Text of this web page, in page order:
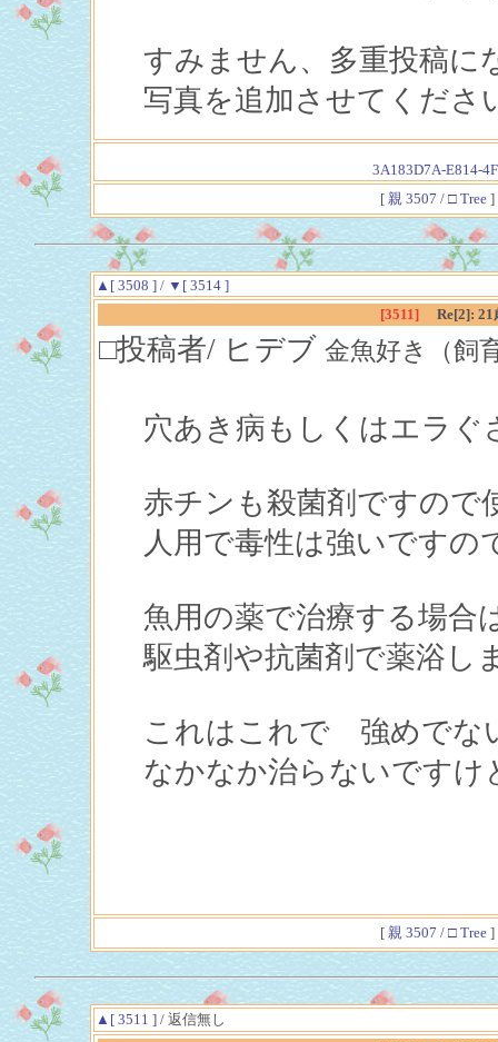
すみません、多重投稿に
写真を追加させてくださ
3A183D7A-E814-
[ 親 3507 / □ Tree]
▲[ 3508 ]/ ▼[ 3514 ]
[3511]
Re[2]:
□投稿者/ ヒデブ 金魚好き（飼
穴あき病もしくはエラぐ
赤チンも殺菌剤ですので
人用で毒性は強いです
魚用の薬で治療する場合
駆虫剤や抗菌剤で薬浴し
これはこれで 強めでな
なかなか治らないですけ
[ 親 3507 / □ Tree]
▲[ 3511 ]/ 返信無し